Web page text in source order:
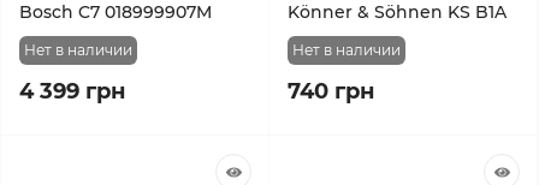
Bosch C7 018999907M
Нет в наличии
4 399 грн
Könner & Söhnen KS B1A
Нет в наличии
740 грн